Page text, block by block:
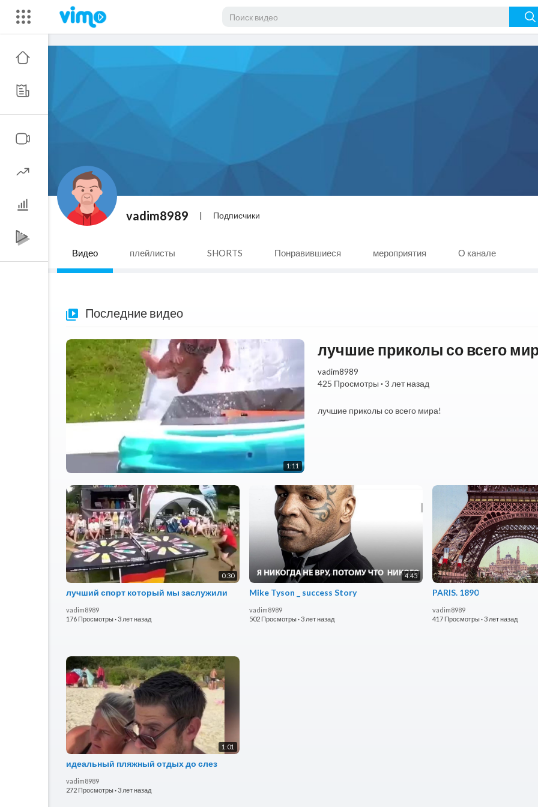
vadim8989 | Подписчики
Видео плейлисты SHORTS Понравившиеся мероприятия О канале
Последние видео
1:11
лучшие приколы со всего
vadim8989
425 Просмотры ·3 лет назад
⁣лучшие приколы со всего мира!
0:30
лучший спорт который мы заслужили
vadim8989
176 Просмотры·3 лет назад
4:45
Mike Tyson _ success Story
vadim8989
502 Просмотры·3 лет назад
PARIS. 1890
vadim8989
417 Просмотры·3 лет назад
1:01
идеальный пляжный отдых до слез
vadim8989
272 Просмотры·3 лет назад